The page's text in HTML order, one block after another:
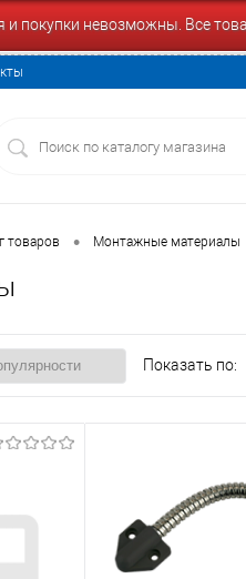
и покупки невозможны. Все
товаров • Монтажные материалы
Показать по: